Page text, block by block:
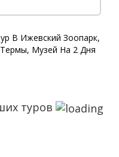
В Ижевский Зоопарк,
Термы, Музей На 2 Дня
туров